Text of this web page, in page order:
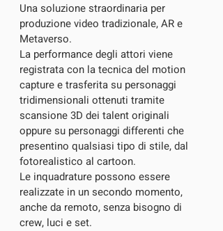
Una soluzione straordinaria per
produzione video tradizionale, AR e
Metaverso.
La performance degli attori viene
registrata con la tecnica del motion
capture e trasferita su personaggi
tridimensionali ottenuti tramite
scansione 3D dei talent originali
oppure su personaggi differenti che
presentino qualsiasi tipo di stile, dal
fotorealistico al cartoon.
Le inquadrature possono essere
realizzate in un secondo momento,
anche da remoto, senza bisogno di
crew, luci e set.